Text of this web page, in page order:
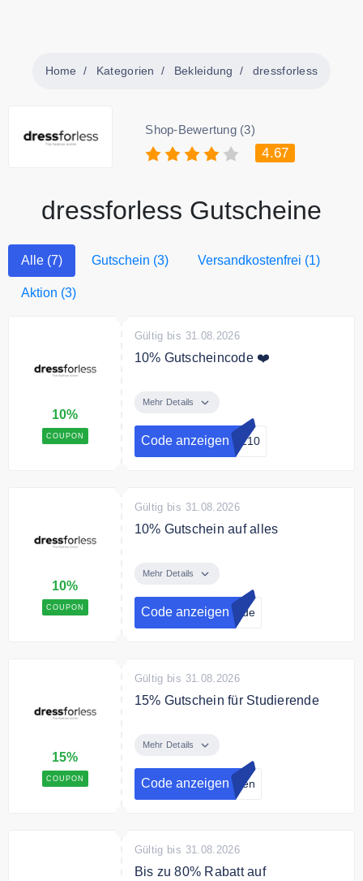
Home Kategorien Bekleidung dressforless
Shop-Bewertung (3)
4.67
dressforless Gutscheine
Alle (7) Gutschein (3) Versandkostenfrei (1)
Aktion (3)
10%
COUPON
Gültig bis 31.08.2026
10% Gutscheincode ❤️
Rabatt auf das gesamte Sortiment.
Mehr Details
Code anzeigen LZ10
10%
COUPON
Gültig bis 31.08.2026
10% Gutschein auf alles
und 10% sichern!
Mehr Details
Code anzeigen s.de
15%
COUPON
Gültig bis 31.08.2026
15% Gutschein für Studierende
Studierende an und erhalten Sie
einen 15% Gutschein für Ihre
Bestellung.
Mehr Details
Code anzeigen lden
Gültig bis 31.08.2026
Bis zu 80% Rabatt auf